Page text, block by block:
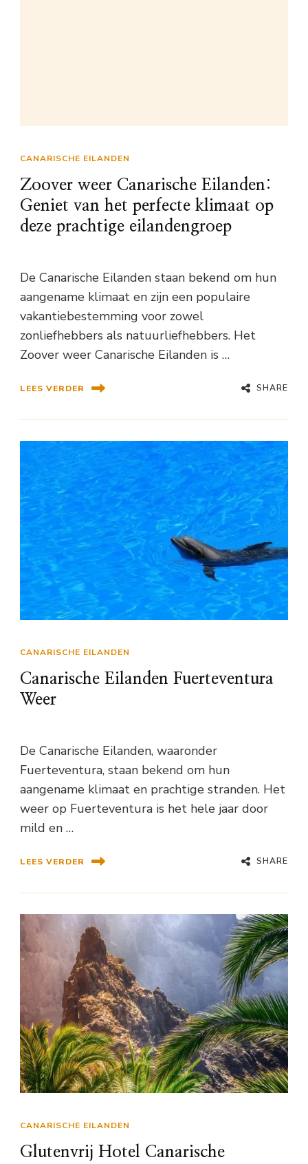
CANARISCHE EILANDEN
Zoover weer Canarische Eilanden:
Geniet van het perfecte klimaat op
deze prachtige eilandengroep
De Canarische Eilanden staan bekend om hun
aangename klimaat en zijn een populaire
vakantiebestemming voor zowel
zonliefhebbers als natuurliefhebbers. Het
Zoover weer Canarische Eilanden is …
LEES VERDER SHARE
CANARISCHE EILANDEN
Canarische Eilanden Fuerteventura
Weer
De Canarische Eilanden, waaronder
Fuerteventura, staan bekend om hun
aangename klimaat en prachtige stranden. Het
weer op Fuerteventura is het hele jaar door
mild en …
LEES VERDER SHARE
CANARISCHE EILANDEN
Glutenvrij Hotel Canarische